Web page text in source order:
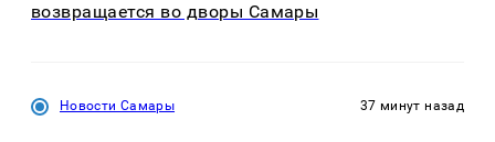
возвращается во дворы Самары
Новости Самары 37 минут назад